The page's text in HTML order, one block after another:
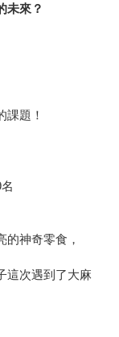
未來？
課題！
神奇零食，
這次遇到了大麻